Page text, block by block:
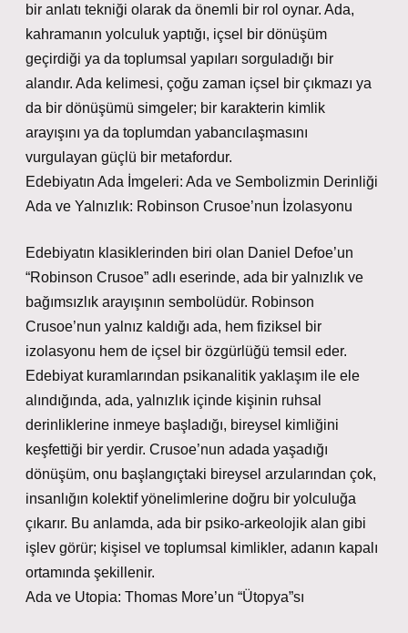
bir anlatı tekniği olarak da önemli bir rol oynar. Ada,
kahramanın yolculuk yaptığı, içsel bir dönüşüm
geçirdiği ya da toplumsal yapıları sorguladığı bir
alandır. Ada kelimesi, çoğu zaman içsel bir çıkmazı ya
da bir dönüşümü simgeler; bir karakterin kimlik
arayışını ya da toplumdan yabancılaşmasını
vurgulayan güçlü bir metafordur.
Edebiyatın Ada İmgeleri: Ada ve Sembolizmin Derinliği
Ada ve Yalnızlık: Robinson Crusoe’nun İzolasyonu
Edebiyatın klasiklerinden biri olan Daniel Defoe’un
“Robinson Crusoe” adlı eserinde, ada bir yalnızlık ve
bağımsızlık arayışının sembolüdür. Robinson
Crusoe’nun yalnız kaldığı ada, hem fiziksel bir
izolasyonu hem de içsel bir özgürlüğü temsil eder.
Edebiyat kuramlarından psikanalitik yaklaşım ile ele
alındığında, ada, yalnızlık içinde kişinin ruhsal
derinliklerine inmeye başladığı, bireysel kimliğini
keşfettiği bir yerdir. Crusoe’nun adada yaşadığı
dönüşüm, onu başlangıçtaki bireysel arzularından çok,
insanlığın kolektif yönelimlerine doğru bir yolculuğa
çıkarır. Bu anlamda, ada bir psiko-arkeolojik alan gibi
işlev görür; kişisel ve toplumsal kimlikler, adanın kapalı
ortamında şekillenir.
Ada ve Utopia: Thomas More’un “Ütopya”sı